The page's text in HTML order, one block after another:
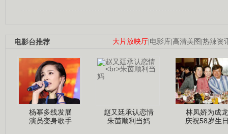
大片放映厅|电影库|高清美图 |热辣资
电影台推荐
杨幂多线发展
演员变身歌手
赵又廷承认恋情
朱茵顺利当妈
林凤娇为成龙
庆祝58岁生